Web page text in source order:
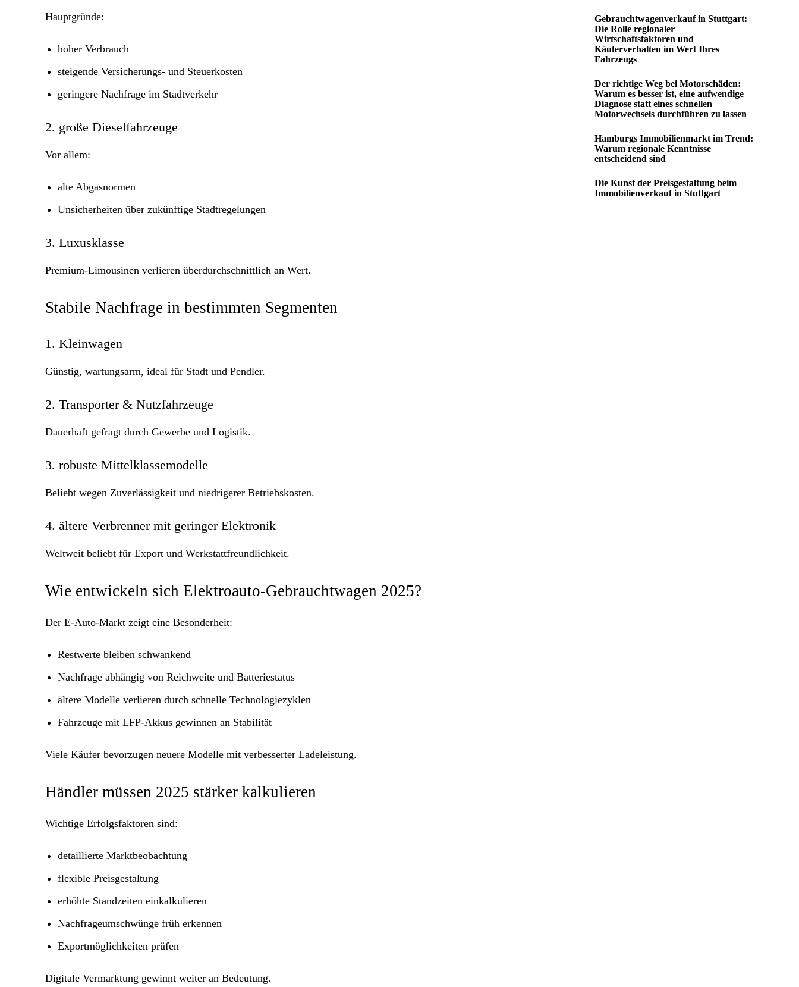
Hauptgründe:
hoher Verbrauch
steigende Versicherungs- und Steuerkosten
geringere Nachfrage im Stadtverkehr
2. große Dieselfahrzeuge
Vor allem:
alte Abgasnormen
Unsicherheiten über zukünftige Stadtregelungen
3. Luxusklasse
Premium-Limousinen verlieren überdurchschnittlich an Wert.
Stabile Nachfrage in bestimmten Segmenten
1. Kleinwagen
Günstig, wartungsarm, ideal für Stadt und Pendler.
2. Transporter & Nutzfahrzeuge
Dauerhaft gefragt durch Gewerbe und Logistik.
3. robuste Mittelklassemodelle
Beliebt wegen Zuverlässigkeit und niedrigerer Betriebskosten.
4. ältere Verbrenner mit geringer Elektronik
Weltweit beliebt für Export und Werkstattfreundlichkeit.
Wie entwickeln sich Elektroauto-Gebrauchtwagen 2025?
Der E-Auto-Markt zeigt eine Besonderheit:
Restwerte bleiben schwankend
Nachfrage abhängig von Reichweite und Batteriestatus
ältere Modelle verlieren durch schnelle Technologiezyklen
Fahrzeuge mit LFP-Akkus gewinnen an Stabilität
Viele Käufer bevorzugen neuere Modelle mit verbesserter Ladeleistung.
Händler müssen 2025 stärker kalkulieren
Wichtige Erfolgsfaktoren sind:
detaillierte Marktbeobachtung
flexible Preisgestaltung
erhöhte Standzeiten einkalkulieren
Nachfrageumschwünge früh erkennen
Exportmöglichkeiten prüfen
Digitale Vermarktung gewinnt weiter an Bedeutung.
Gebrauchtwagenverkauf in Stuttgart:
Die Rolle regionaler
Wirtschaftsfaktoren und
Käuferverhalten im Wert Ihres
Fahrzeugs
Der richtige Weg bei Motorschäden:
Warum es besser ist, eine aufwendige
Diagnose statt eines schnellen
Motorwechsels durchführen zu lassen
Hamburgs Immobilienmarkt im Trend:
Warum regionale Kenntnisse
entscheidend sind
Die Kunst der Preisgestaltung beim
Immobilienverkauf in Stuttgart